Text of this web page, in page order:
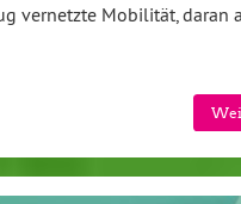
vernetzte Mobilität, daran